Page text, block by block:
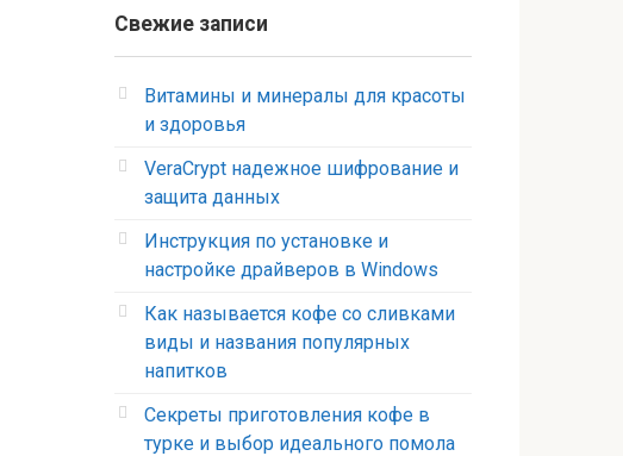
Свежие записи
Витамины и минералы для красоты
и здоровья
VeraCrypt надежное шифрование и
защита данных
Инструкция по установке и
настройке драйверов в Windows
Как называется кофе со сливками
виды и названия популярных
напитков
Секреты приготовления кофе в
турке и выбор идеального помола